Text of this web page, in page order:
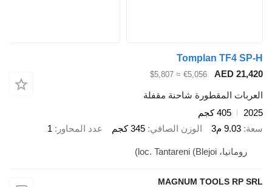
Tomplan TF4 SP-H
AED 21,420
€5,056
≈ $5,807
العربات المقطورة شاحنة مقفلة
2025
405 كجم
سعة 9.03 م3 الوزن الصافي 345 كجم عدد المحاور 1
رومانيا، loc. Tantareni (Blejoi)
MAGNUM TOOLS RP SRL